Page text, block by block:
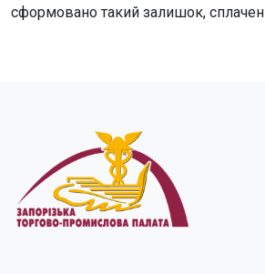
сформовано такий залишок,